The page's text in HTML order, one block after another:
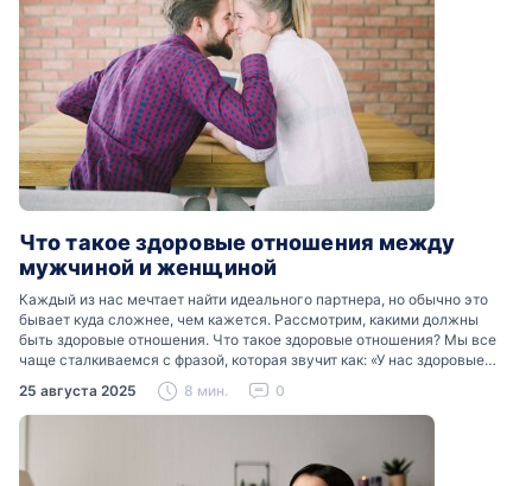
Что такое здоровые отношения между
мужчиной и женщиной
Каждый из нас мечтает найти идеального партнера, но обычно это
бывает куда сложнее, чем кажется. Рассмотрим, какими должны
быть здоровые отношения. Что такое здоровые отношения? Мы все
чаще сталкиваемся с фразой, которая звучит как: «У нас здоровые
отношения». Что именно подразумевается…
25 августа 2025 8 мин. 0